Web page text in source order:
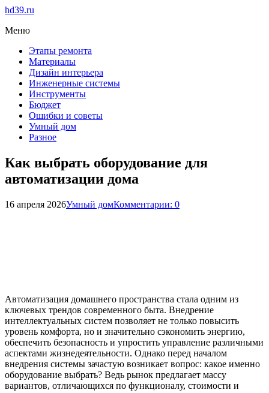
hd39.ru
Меню
Этапы ремонта
Материалы
Дизайн интерьера
Инженерные системы
Инструменты
Бюджет
Ошибки и советы
Умный дом
Разное
Как выбрать оборудование для
автоматизации дома
16 апреля 2026Умный домКомментарии: 0
Автоматизация домашнего пространства стала одним из
ключевых трендов современного быта. Внедрение
интеллектуальных систем позволяет не только повысить
уровень комфорта, но и значительно сэкономить энергию,
обеспечить безопасность и упростить управление различными
аспектами жизнедеятельности. Однако перед началом
внедрения системы зачастую возникает вопрос: какое именно
оборудование выбрать? Ведь рынок предлагает массу
вариантов, отличающихся по функционалу, стоимости и